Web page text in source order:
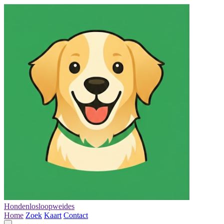
Hondenlosloopweides
Home Zoek Kaart Contact